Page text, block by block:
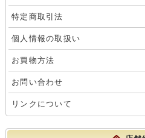
特定商取引法
個人情報の取扱い
お買物方法
お問い合わせ
リンクについて